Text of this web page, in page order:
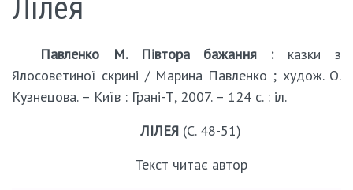
Лілея
Павленко М. Півтора бажання :казки з
Ялосоветиної скрині / Марина Павленко ; худож. О.
Кузнецова. – Київ : Грані-Т, 2007. – 124 с. : іл.
ЛІЛЕЯ (С. 48-51)
Текст читає автор